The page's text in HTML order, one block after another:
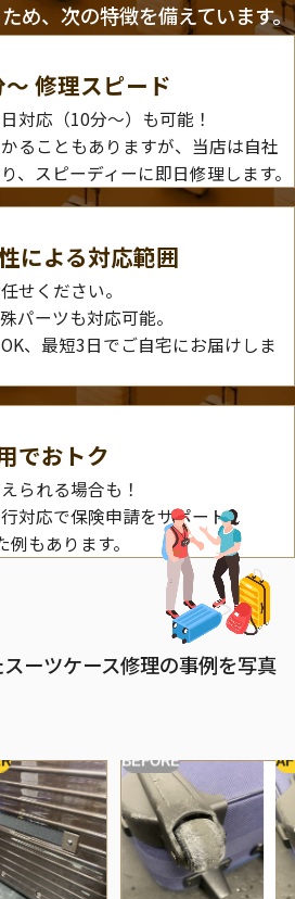
め、次の特徴を備えています。
修理スピード
対応（10分～）も可能！
ることもありますが、当店は自社
、スピーディーに即日修理します。
による対応範囲
せください。
パーツも対応可能。
、最短3日でご自宅にお届けしま
でおトク
られる場合も！
対応で保険申請をサポート。
もあります。
ーツケース修理の事例を写真
BEFORE